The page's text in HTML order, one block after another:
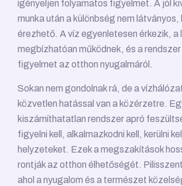
igényeljen folyamatos figyelmet. A jól
munka után a különbség nem látványos,
érezhető. A víz egyenletesen érkezik, a
megbízhatóan működnek, és a rendszer
figyelmet az otthon nyugalmáról.
Sokan nem gondolnak rá, de a
közvetlen hatással van a közérzetre.
kiszámíthatatlan rendszer apró
figyelni kell, alkalmazkodni kell, kerülni
helyzeteket. Ezek a megszakítások
rontják az otthon élhetőségét.
ahol a nyugalom és a természet